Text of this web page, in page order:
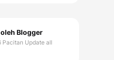
Blogger
Update all